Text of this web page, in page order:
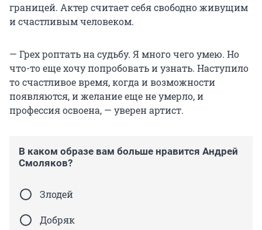
границей. Актер считает себя свободно живущим
и счастливым человеком.
— Грех роптать на судьбу. Я много чего умею. Но
что-то еще хочу попробовать и узнать. Наступило
то счастливое время, когда и возможности
появляются, и желание еще не умерло, и
профессия освоена, — уверен артист.
В каком образе вам больше нравится Андрей
Смоляков?
Злодей
Добряк